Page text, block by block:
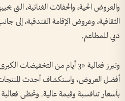
والعروض الحية، والحفلات الغنائية، التي
الثقافية، وعروض الإقامة الفندقية، إلى
دبي للمطاعم.
وتبرز فعالية «3 أيام من
أفضل العروض، واستكشاف أحدث المنتجات،